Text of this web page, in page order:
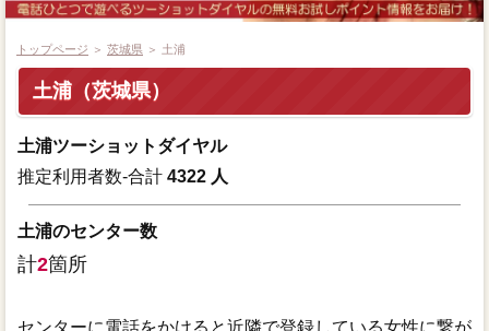
都道府県別キャンペーン情報
ツーショットダイヤル番組紹介
アプリでツーショットダイヤル
トップページ ＞ 茨城県 ＞ 土浦
土浦（茨城県）
土浦ツーショットダイヤル
推定利用者数-合計 4322 人
土浦のセンター数
計2箇所
センターに電話をかけると近隣で登録している女性に繋が